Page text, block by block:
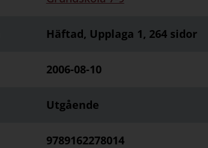
Häftad, Upplaga 1, 264 sidor
2006-08-10
Utgående
9789162278014